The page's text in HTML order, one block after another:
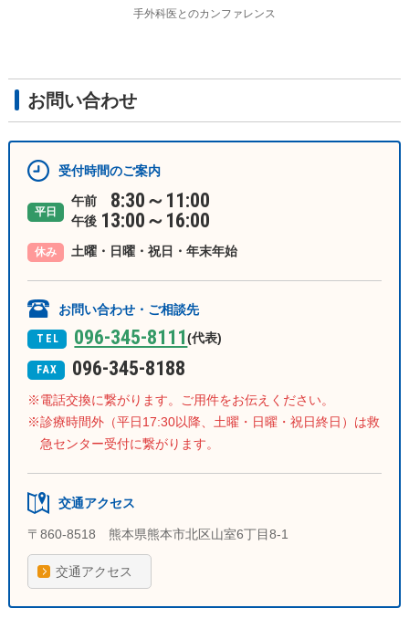
手外科医とのカンファレンス
お問い合わせ
受付時間のご案内
平日
午前 8:30～11:00
午後 13:00～16:00
休み 土曜・日曜・祝日・年末年始
お問い合わせ・ご相談先
TEL 096-345-8111(代表)
FAX 096-345-8188
電話交換に繋がります。ご用件をお伝えください。
診療時間外（平日17:30以降、土曜・日曜・祝日終日）は救
急センター受付に繋がります。
交通アクセス
〒860-8518 熊本県熊本市北区山室6丁目8-1
交通アクセス